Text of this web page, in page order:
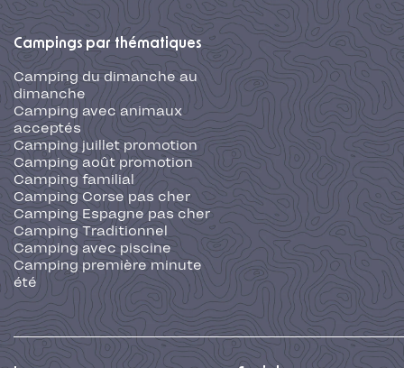
Campings par thématiques
Camping du dimanche au
dimanche
Camping avec animaux
acceptés
Camping juillet promotion
Camping août promotion
Camping familial
Camping Corse pas cher
Camping Espagne pas cher
Camping Traditionnel
Camping avec piscine
Camping première minute
été